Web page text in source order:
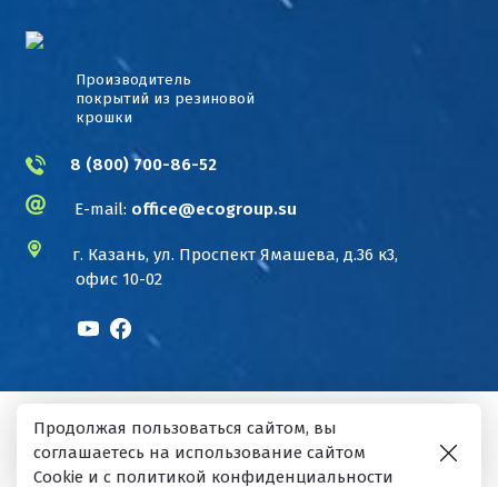
Производитель
покрытий из резиновой
крошки
8 (800) 700-86-52
E-mail: office@ecogroup.su
г. Казань, ул. Проспект Ямашева, д.36 к3,
офис 10-02
Экополис /
Сайт носит информационный
характер и не является публичной офертой. ©
2026
“Экополис”.
/ Политика конфиденциальности
Продолжая пользоваться сайтом, вы
соглашаетесь на использование сайтом
Cookie и с политикой конфиденциальности